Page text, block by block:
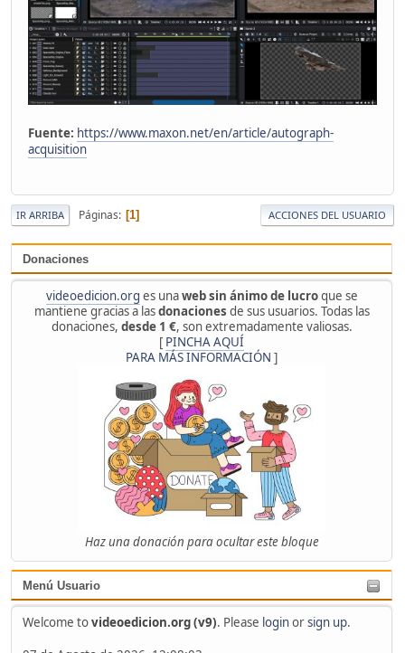
Donaciones
videoedicion.org es unaweb sin ánimo de lucroque se
mantiene gracias a lasdonaciones de sus usuarios. Todas las
donaciones, desde 1 €, son extremadamente valiosas.
[ PINCHA AQUÍ
PARA MÁS INFORMACIÓN ]
Haz una donación para ocultar este bloque
Menú Usuario
Welcome tovideoedicion.org (v9). Please loginorsign up.
Fuente: https://www.maxon.net/en/article/autograph-
acquisition
IR ARRIBA Páginas 1 ACCIONES DEL USUARIO